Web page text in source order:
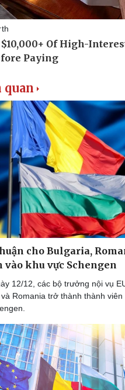
đá
thao
cho Bulgaria,
vào khu vực Schengen
12/12, các bộ trưởng nội vụ
Romania trở thành thành